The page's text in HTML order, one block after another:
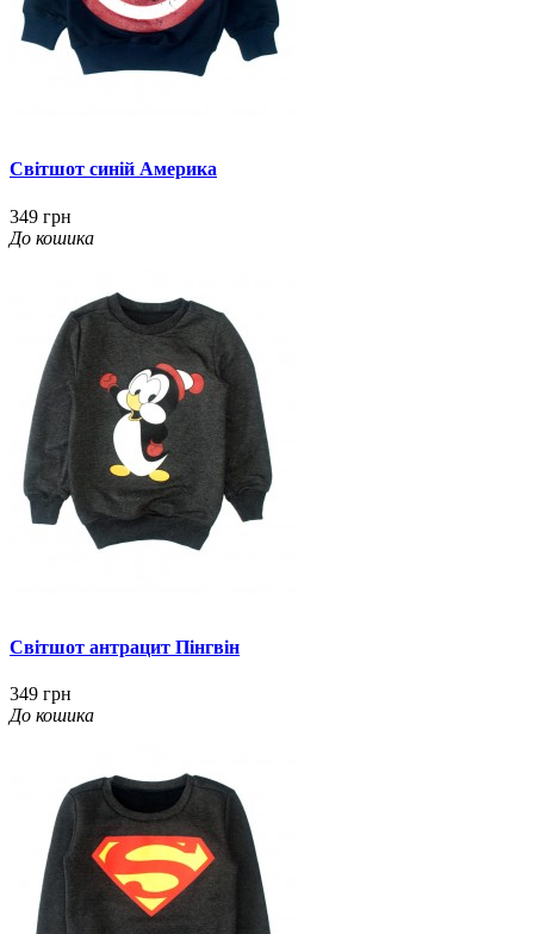
Світшот синій Америка
349 грн
До кошика
Світшот антрацит Пінгвін
349 грн
До кошика